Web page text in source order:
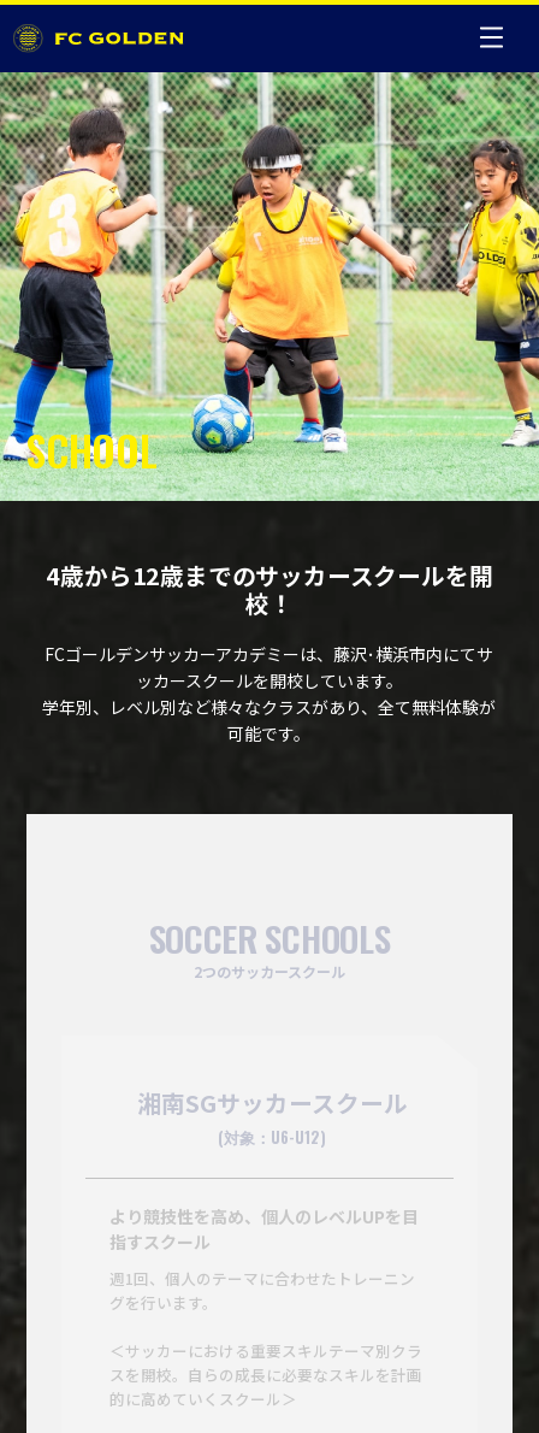
SCHOOL
4歳から12歳までのサッカースクールを開
校！
FCゴールデンサッカーアカデミーは、藤沢･横浜市内にてサ
ッカースクールを開校しています。
学年別、レベル別など様々なクラスがあり、全て無料体験が
可能です。
SOCCER SCHOOLS
2つのサッカースクール
湘南SGサッカースクール
(対象：U6-U12)
より競技性を高め、個人のレベルUPを目
指すスクール
週1回、個人のテーマに合わせたトレーニン
グを行います。
＜サッカーにおける重要スキルテーマ別クラ
スを開校。自らの成長に必要なスキルを計画
的に高めていくスクール＞